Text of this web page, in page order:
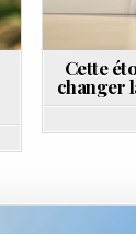
Cette
changer